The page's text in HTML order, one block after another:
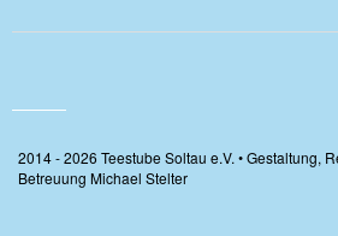
2014 - 2026 Teestube Soltau e.V. • Gestaltung,
Betreuung Michael Stelter